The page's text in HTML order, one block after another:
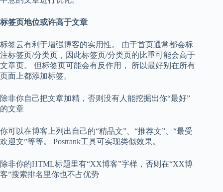
标签页地位或许高于文章
标签云有利于增强博客的实用性。 由于首页通常都会标
注标签页/分类页，因此标签页/分类页的比重可能会高于
文章页。 但标签页可能会有反作用， 所以最好别在所有
页面上都添加标签。
除非你自己把文章加精，否则没有人能挖掘出你“最好”
的文章
你可以在博客上列出自己的“精品文”、“推荐文”、“最受
欢迎文”等等。 Postrank工具可实现类似效果。
除非你的HTML标题里有“XX博客”字样，否则在“XX博
客”搜索排名里你也不占优势